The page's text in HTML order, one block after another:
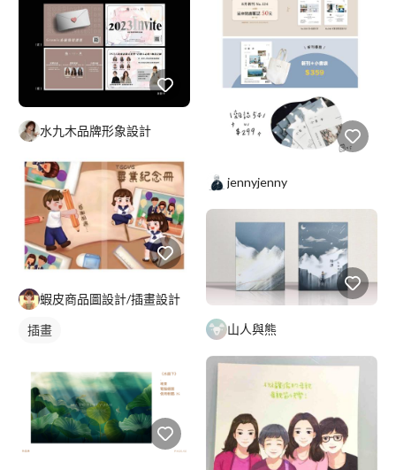
水九木品牌形象設計
蝦皮商品圖設計/插畫設計
插畫
jennyjenny
山人與熊